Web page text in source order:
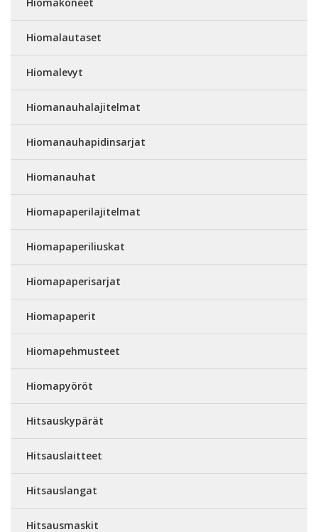
Hiomalautaset
Hiomalevyt
Hiomanauhalajitelmat
Hiomanauhapidinsarjat
Hiomanauhat
Hiomapaperilajitelmat
Hiomapaperiliuskat
Hiomapaperisarjat
Hiomapaperit
Hiomapehmusteet
Hiomapyöröt
Hitsauskypärät
Hitsauslaitteet
Hitsauslangat
Hitsausmaskit